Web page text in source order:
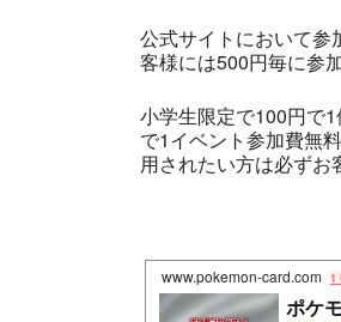
公式サイトにおいて参
客様には500円毎に参
小学生限定で100円で
で1イベント参加費無
用されたい方は必ず
www.pokemon-card.com 1
ポケ